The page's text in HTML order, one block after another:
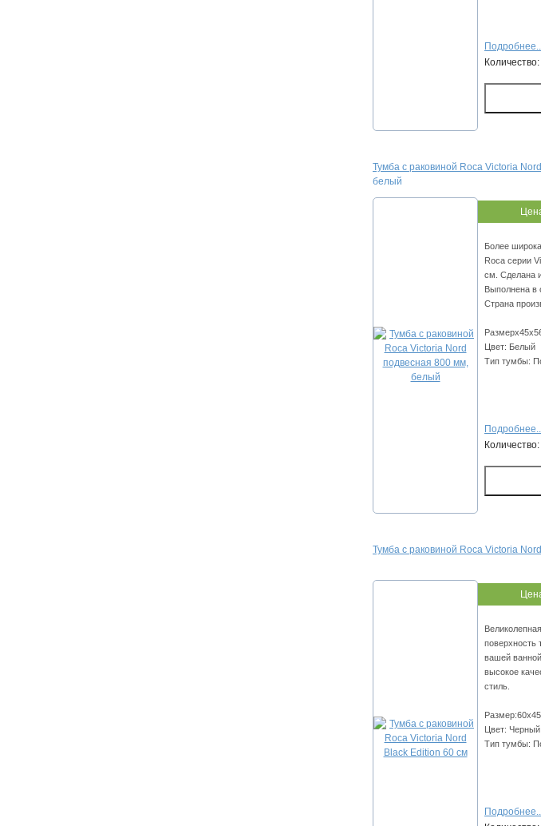
Количество:
Тумба с раковиной Roca Victoria
белый
Более
Roca серии
см. Сделана
Выполнена в
Страна
Цвет: Белый
Тип тумбы:
Количество:
Тумба с раковиной Roca Victoria
вашей
высокое
стиль.
Цвет: Черный
Тип тумбы: